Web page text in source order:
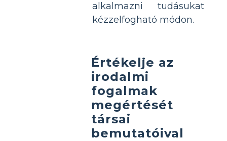
alkalmazni tudásukat
kézzelfogható módon.
Értékelje az
irodalmi
fogalmak
megértését
társai
bemutatóival